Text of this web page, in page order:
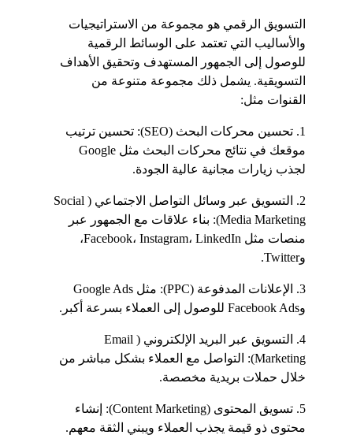
التسويق الرقمي هو مجموعة من الاستراتيجيات
والأساليب التي تعتمد على الوسائط الرقمية
للوصول إلى الجمهور المستهدف وتحقيق الأهداف
التسويقية. يشمل ذلك مجموعة متنوعة من
القنوات مثل:
1. تحسين محركات البحث (SEO): تحسين ترتيب
لجذب زيارات مجانية عالية الجودة.
2. التسويق عبر وسائل التواصل الاجتماعي (Social
Media Marketing): بناء علاقات مع الجمهور عبر
منصات مثل Facebook، Instagram، LinkedIn،
وTwitter.
وFacebook Ads للوصول إلى العملاء بسرعة أكبر.
4. التسويق عبر البريد الإلكتروني (Email
Marketing): التواصل مع العملاء بشكل مباشر من
خلال حملات بريدية مخصصة.
5. تسويق المحتوى (Content Marketing): إنشاء
محتوى ذو قيمة يجذب العملاء ويبني الثقة معهم.